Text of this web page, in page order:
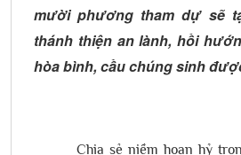
mười phương tham dự sẽ
thánh thiện an lành, hồi
hòa bình, cầu chúng sinh
Chia sẻ niềm hoan hỷ